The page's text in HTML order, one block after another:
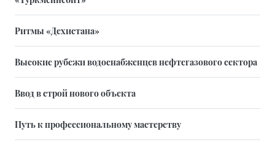
Ритмы «Дехистана»
Высокие рубежи водоснабженцев нефтегазового сектора
Ввод в строй нового объекта
Путь к профессиональному мастерству